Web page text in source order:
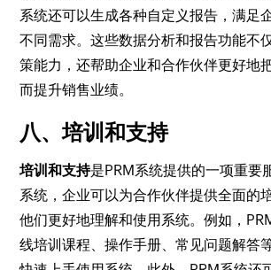
系统还可以生成各种自定义报告，满足
不同需求。这些数据分析和报告功能不
策能力，还帮助企业和合作伙伴更好地
而提升销售业绩。
八、培训和支持
培训和支持是PRM系统提供的一项重要
系统，企业可以为合作伙伴提供全面的
他们更好地理解和使用系统。例如，
线培训课程、操作手册、常见问题解答